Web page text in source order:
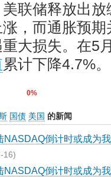
美联储释放出
，而通胀预
大损失。在5
累计下降4.7%
0%
国债 美国 的新闻
NASDAQ倒计时或成为
16)
NASDAQ倒计时或成为